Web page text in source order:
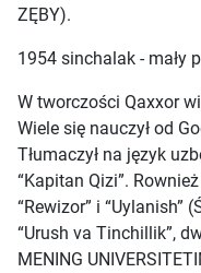
ZĘBY).
1954 sinchalak - mały
W tworczości Qaxxor
Wiele się nauczył od
Tłumaczył na język
“Kapitan Qizi”.
“Rewizor” i “Uylanish”
“Urush va Tinchillik”,
MENING